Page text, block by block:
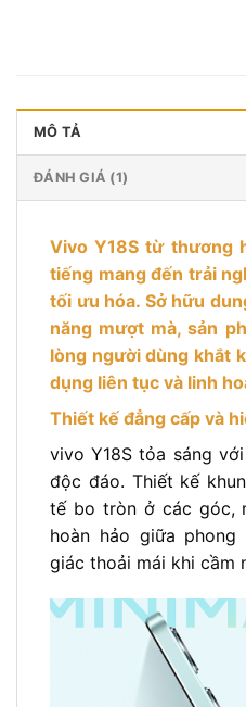
MÔ TẢ
ĐÁNH GIÁ (1)
Vivo Y18S từ thương
tiếng mang đến trải
tối ưu hóa. Sở hữu
năng mượt mà, sản
lòng người dùng khắt
dụng liên tục và linh
Thiết kế đẳng cấp và
vivo Y18S tỏa sáng
độc đáo. Thiết kế
tế bo tròn ở các góc,
hoàn hảo giữa
giác thoải mái khi cầm